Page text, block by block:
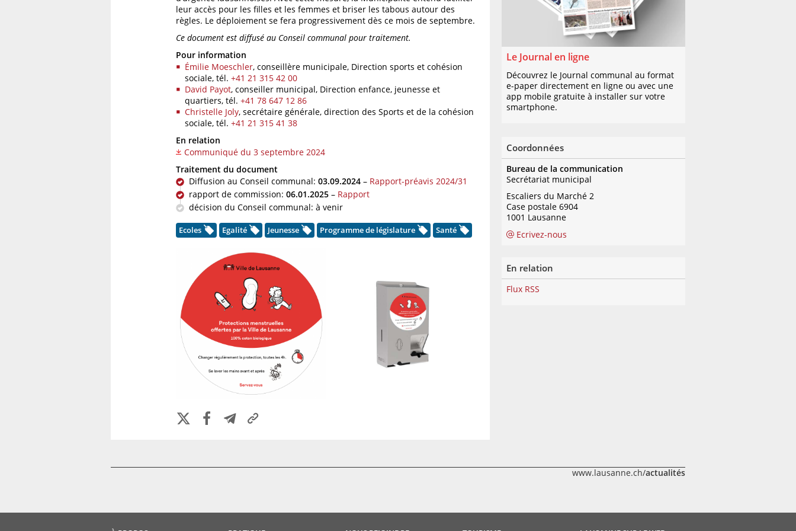
leur accès pour les filles et les femmes et briser les tabous autour des
règles. Le déploiement se fera progressivement dès ce mois de septembre.
Ce document est diffusé au Conseil communal pour traitement.
Pour information
Émilie Moeschler, conseillère municipale, Direction sports et cohésion
sociale, tél. +41 21 315 42 00
David Payot, conseiller municipal, Direction enfance, jeunesse et
quartiers, tél. +41 78 647 12 86
Christelle Joly, secrétaire générale, direction des Sports et de la cohésion
sociale, tél. +41 21 315 41 38
En relation
Communiqué du 3 septembre 2024
Traitement du document
Diffusion au Conseil communal: 03.09.2024 – Rapport-préavis 2024/31
rapport de commission: 06.01.2025 – Rapport
décision du Conseil communal: à venir
Ecoles Egalité Jeunesse Programme de législature Santé
Le Journal en ligne
Découvrez le Journal communal au format
e-paper directement en ligne ou avec une
app mobile gratuite à installer sur votre
smartphone.
Coordonnées
Bureau de la communication
Secrétariat municipal
Escaliers du Marché 2
Case postale 6904
1001 Lausanne
Ecrivez-nous
En relation
Flux RSS
www.lausanne.ch/actualités